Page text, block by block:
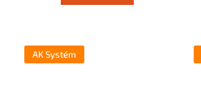
AK Systém